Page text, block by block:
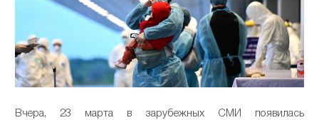
Вчера, 23 марта в зарубежных СМИ появилась